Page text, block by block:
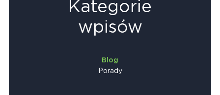
Kategorie
wpisów
Blog
Porady